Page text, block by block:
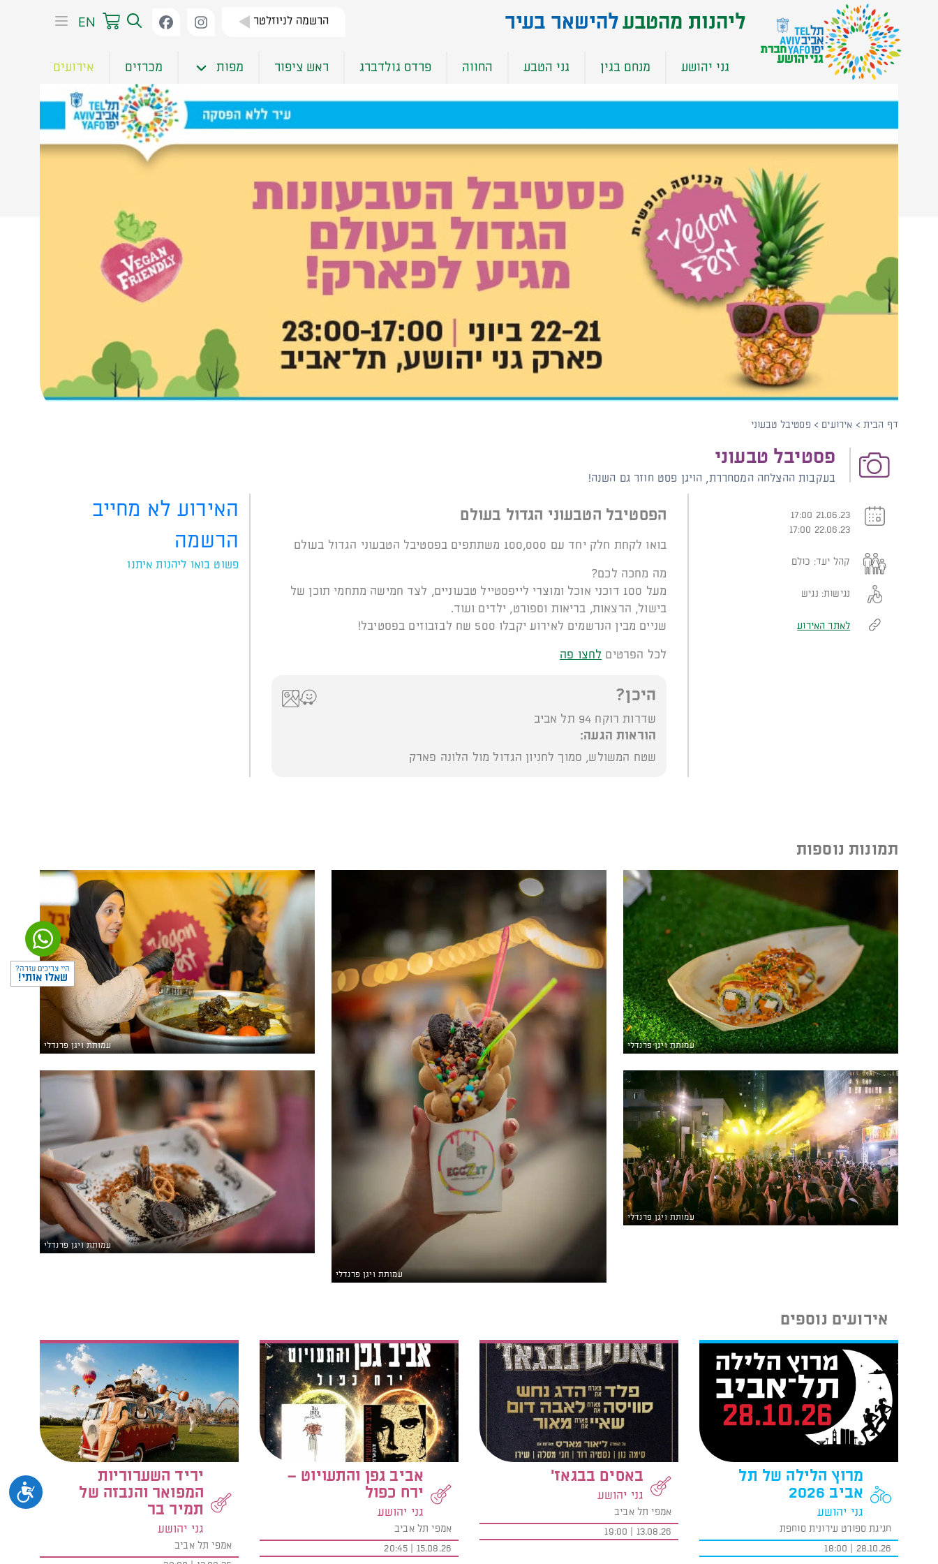
הַמִּשְׁתַּמְּשִׁים
ליהנות מהטבע להישאר בעיר​ הרשמה לניוזלטר EN
גני יהושע מנחם בגין גני הטבע החווה פרדס גולדברג ראש ציפור מפות מכרזים אירועים
דף הבית > אירועים > פסטיבל טבעוני
פסטיבל טבעוני
בעקבות ההצלחה המסחררת, הויגן פסט חוזר גם השנה!
21.06.23 17:00
22.06.23 17:00
קהל יעד: כולם
נגישות: נגיש
לאתר האירוע
הפסטיבל הטבעוני הגדול בעולם
בואו לקחת חלק יחד עם 100,000 משתתפים בפסטיבל הטבעוני הגדול בעולם
מה מחכה לכם?
מעל 100 דוכני אוכל ומוצרי לייפסטייל טבעוניים, לצד חמישה מתחמי תוכן של
בישול, הרצאות, בריאות וספורט, ילדים ועוד.
שניים מבין הנרשמים לאירוע יקבלו 500 שח לבזבוזים בפסטיבל!
לכל הפרטים לחצו פה
היכן?
שדרות רוקח 94 תל אביב
הוראות הגעה:
שטח המשולש, סמוך לחניון הגדול מול הלונה פארק
האירוע לא מחייב
הרשמה
פשוט בואו ליהנות איתנו
תמונות נוספות
עמותת ויגן פרנדלי
עמותת ויגן פרנדלי
עמותת ויגן פרנדלי
עמותת ויגן פרנדלי
עמותת ויגן פרנדלי
אירועים נוספים
מרוץ הלילה של תל
אביב 2026
גני יהושע
חגיגת ספורט עירונית סוחפת
28.10.26 | 18:00
באסים בבגאז'
גני יהושע
אמפי תל אביב
13.08.26 | 19:00
אביב גפן והתעויוט –
ירח כפול
גני יהושע
אמפי תל אביב
15.08.26 | 20:45
יריד השערוריות
המפואר והנבזה של
תמיר בר
גני יהושע
אמפי תל אביב
היי צריכים עזרה?
שאלו אותי!